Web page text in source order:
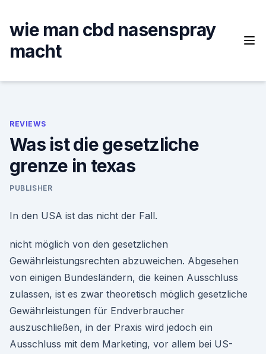
content
wie man cbd nasenspray
macht
REVIEWS
Was ist die gesetzliche
grenze in texas
PUBLISHER
In den USA ist das nicht der Fall.
nicht möglich von den gesetzlichen
Gewährleistungsrechten abzuweichen. Abgesehen
von einigen Bundesländern, die keinen Ausschluss
zulassen, ist es zwar theoretisch möglich gesetzliche
Gewährleistungen für Endverbraucher
auszuschließen, in der Praxis wird jedoch ein
Ausschluss mit dem Marketing, vor allem bei US-